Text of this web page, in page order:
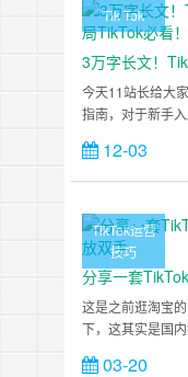
之前在影视切片
Tik Tok
3万字长文！
TikTok必看！
今天11站长给大
指南，对于新手
的作用，不会出
万字，很长，但
浅。下面是整篇
解在这个行业中的
自己门清，不会
12-03
TikTok运营
技巧
分享一套
手
这是之前逛淘宝
下，这其实是国
的玩家们所用的
TikTok的去重方
03-20